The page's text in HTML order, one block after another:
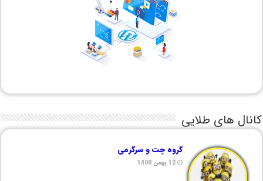
کانال های طلایی
گروه چت و سرگرمی
12 بهمن 1400